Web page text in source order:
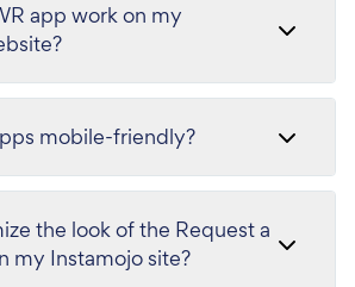
app work on my
mobile-friendly?
the look of the Request a
my Instamojo site?